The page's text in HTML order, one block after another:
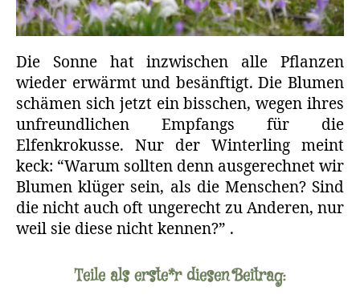
Die Sonne hat inzwischen alle Pflanzen
wieder erwärmt und besänftigt. Die Blumen
schämen sich jetzt ein bisschen, wegen ihres
unfreundlichen Empfangs für die
Elfenkrokusse. Nur der Winterling meint
keck: “Warum sollten denn ausgerechnet wir
Blumen klüger sein, als die Menschen? Sind
die nicht auch oft ungerecht zu Anderen, nur
weil sie diese nicht kennen?” .
Teile als erste*r diesen Beitrag: